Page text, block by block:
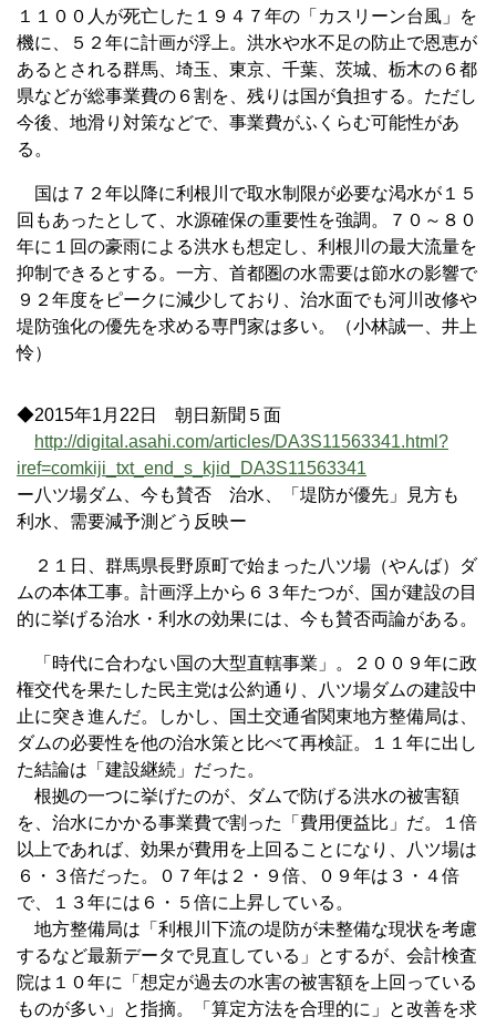
１１００人が死亡した１９４７年の「カスリーン台風」を
機に、５２年に計画が浮上。洪水や水不足の防止で恩恵が
あるとされる群馬、埼玉、東京、千葉、茨城、栃木の６都
県などが総事業費の６割を、残りは国が負担する。ただし
今後、地滑り対策などで、事業費がふくらむ可能性があ
る。
国は７２年以降に利根川で取水制限が必要な渇水が１５
回もあったとして、水源確保の重要性を強調。７０～８０
年に１回の豪雨による洪水も想定し、利根川の最大流量を
抑制できるとする。一方、首都圏の水需要は節水の影響で
９２年度をピークに減少しており、治水面でも河川改修や
堤防強化の優先を求める専門家は多い。（小林誠一、井上
怜）
◆2015年1月22日 朝日新聞５面
http://digital.asahi.com/articles/DA3S11563341.html?
iref=comkiji_txt_end_s_kjid_DA3S11563341
ー八ツ場ダム、今も賛否 治水、「堤防が優先」見方も
利水、需要減予測どう反映ー
２１日、群馬県長野原町で始まった八ツ場（やんば）ダ
ムの本体工事。計画浮上から６３年たつが、国が建設の目
的に挙げる治水・利水の効果には、今も賛否両論がある。
「時代に合わない国の大型直轄事業」。２００９年に政
権交代を果たした民主党は公約通り、八ツ場ダムの建設中
止に突き進んだ。しかし、国土交通省関東地方整備局は、
ダムの必要性を他の治水策と比べて再検証。１１年に出し
た結論は「建設継続」だった。
根拠の一つに挙げたのが、ダムで防げる洪水の被害額
を、治水にかかる事業費で割った「費用便益比」だ。１倍
以上であれば、効果が費用を上回ることになり、八ツ場は
６・３倍だった。０７年は２・９倍、０９年は３・４倍
で、１３年には６・５倍に上昇している。
地方整備局は「利根川下流の堤防が未整備な現状を考慮
するなど最新データで見直している」とするが、会計検査
院は１０年に「想定が過去の水害の被害額を上回っている
ものが多い」と指摘。「算定方法を合理的に」と改善を求